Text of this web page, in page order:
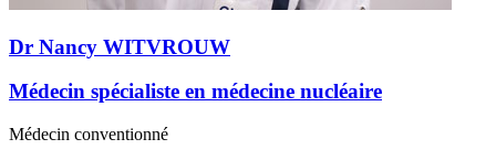
Dr Nancy WITVROUW
Médecin spécialiste en médecine nucléaire
Médecin conventionné